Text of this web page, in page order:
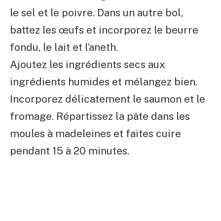
le sel et le poivre. Dans un autre bol,
battez les œufs et incorporez le beurre
fondu, le lait et l’aneth.
Ajoutez les ingrédients secs aux
ingrédients humides et mélangez bien.
Incorporez délicatement le saumon et le
fromage. Répartissez la pâte dans les
moules à madeleines et faites cuire
pendant 15 à 20 minutes.